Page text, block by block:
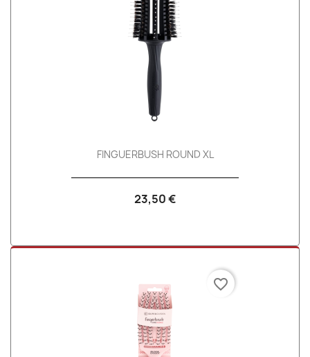
FINGUERBUSH ROUND XL
23,50 €
favorite_border